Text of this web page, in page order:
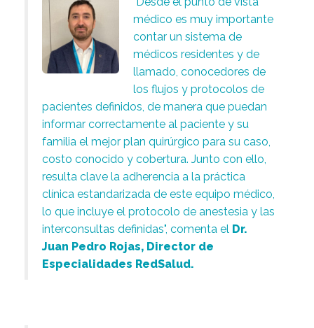
médico es muy importante
contar un sistema de
médicos residentes y de
llamado, conocedores de
los flujos y protocolos de
pacientes definidos, de manera que puedan
informar correctamente al paciente y su
familia el mejor plan quirúrgico para su caso,
costo conocido y cobertura. Junto con ello,
resulta clave la adherencia a la práctica
clínica estandarizada de este equipo médico,
lo que incluye el protocolo de anestesia y las
interconsultas definidas", comenta el Dr.
Juan Pedro Rojas, Director de
Especialidades RedSalud.